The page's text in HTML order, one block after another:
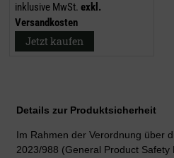
inklusive MwSt. exkl.
Versandkosten
Jetzt kaufen
Details zur Produktsicherheit
Im Rahmen der Verordnung über
2023/988 (General Product Safety